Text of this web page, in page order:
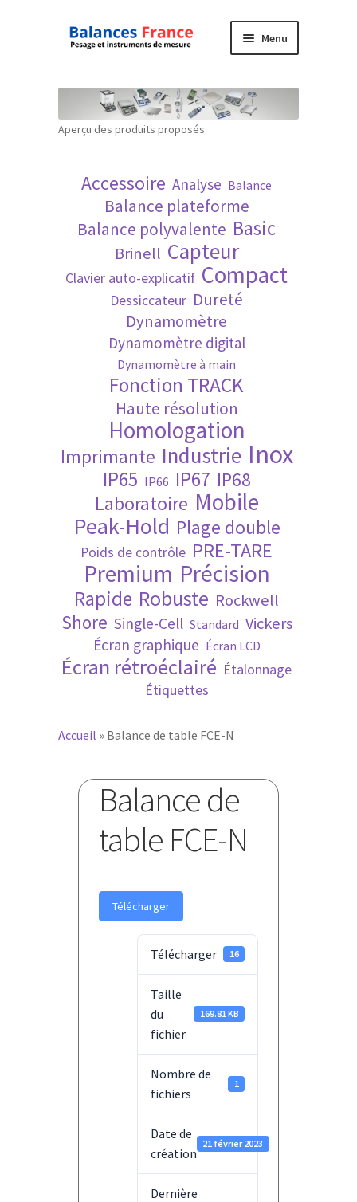
Aller
navigation
Aller
Menu
Mon compte
Politique de confidentialité
Politique en matière de remboursements et
Recherche avancée
Technique
Validation de la commande
Aperçu des produits proposés
Accessoire Analyse Balance
Balance plateforme
Balance polyvalente Basic
Brinell Capteur
Clavier auto-explicatif Compact
Dessiccateur Dureté
Dynamomètre
Dynamomètre digital
Dynamomètre à main
Fonction TRACK
Haute résolution
Homologation
Imprimante Industrie Inox
IP65 IP66 IP67 IP68
Laboratoire Mobile
Peak-Hold Plage double
Poids de contrôle PRE-TARE
Premium Précision
Rapide Robuste Rockwell
Shore Single-Cell Standard Vickers
Écran graphique Écran LCD
Écran rétroéclairé Étalonnage
Étiquettes
Accueil » Balance de table FCE-N
Balance de
table FCE-N
Télécharger
Télécharger 16
Taille
du
fichier
169.81 KB
Nombre de
fichiers
1
Date de
création
21 février 2023
Dernière